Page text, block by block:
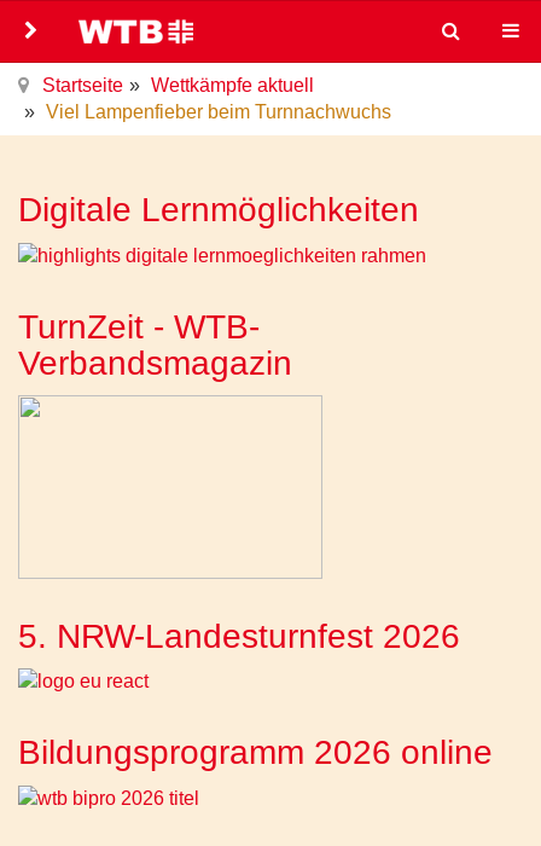
Startseite
Wettkämpfe aktuell
Viel Lampenfieber beim Turnnachwuchs
Digitale Lernmöglichkeiten
TurnZeit - WTB-
Verbandsmagazin
5. NRW-Landesturnfest 2026
Bildungsprogramm 2026 online